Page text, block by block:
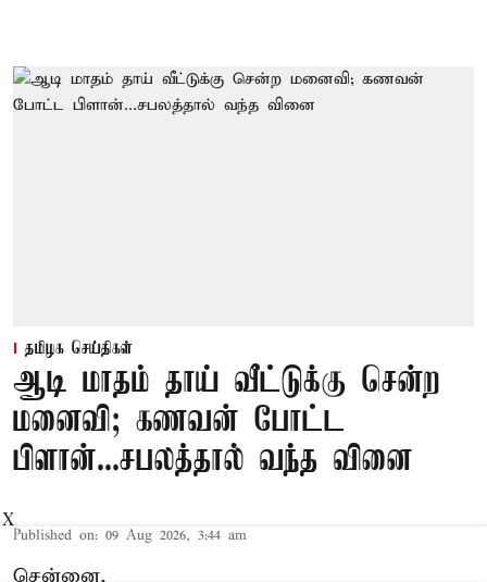
தமிழக செய்திகள்
ஆடி மாதம் தாய் வீட்டுக்கு சென்ற
மனைவி; கணவன் போட்ட
பிளான்...சபலத்தால் வந்த வினை
Published on: 09 Aug 2026, 3:44 am
சென்னை,
X